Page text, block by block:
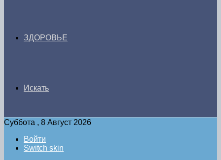
ЗДОРОВЬЕ
Искать
Суббота , 8 Август 2026
Войти
Switch skin